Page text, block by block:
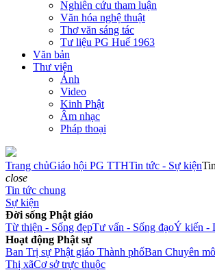
Nghiên cứu tham luận
Văn hóa nghệ thuật
Thơ văn sáng tác
Tư liệu PG Huế 1963
Văn bản
Thư viện
Ảnh
Video
Kinh Phật
Âm nhạc
Pháp thoại
Trang chủGiáo hội PG TTHTin tức - Sự kiện
close
Tin tức chung
Sự kiện
Đời sống Phật giáo
Từ thiện - Sống đẹpTư vấn - Sống đạoÝ kiến -
Hoạt động Phật sự
Ban Trị sự Phật giáo Thành phốBan Chuyên
Thị xãCơ sở trực thuộc